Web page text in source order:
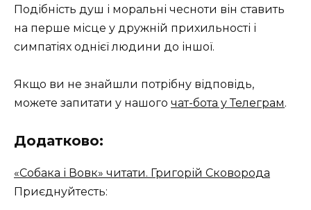
Подібність душ і моральні чесноти він ставить
на перше місце у дружній прихильності і
симпатіях однієї людини до іншої.
Якщо ви не знайшли потрібну відповідь,
можете запитати у нашого чат-бота у Телеграм.
Додатково:
«Собака і Вовк» читати. Григорій Сковорода
Приєднуйтесть: